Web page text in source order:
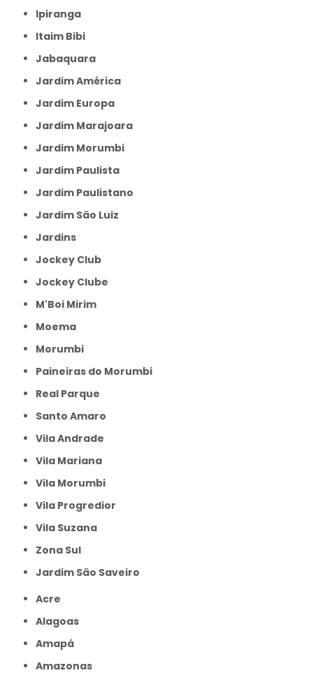
Ipiranga
Itaim Bibi
Jabaquara
Jardim América
Jardim Europa
Jardim Marajoara
Jardim Morumbi
Jardim Paulista
Jardim Paulistano
Jardim São Luiz
Jardins
Jockey Club
Jockey Clube
M'Boi Mirim
Moema
Morumbi
Paineiras do Morumbi
Real Parque
Santo Amaro
Vila Andrade
Vila Mariana
Vila Morumbi
Vila Progredior
Vila Suzana
Zona Sul
jardim São Saveiro
Acre
Alagoas
Amapá
Amazonas